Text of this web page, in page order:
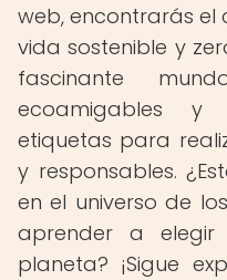
web, encontrarás el
vida sostenible y
fascinante
ecoamigables
etiquetas para
y responsables.
en el universo de
aprender a
planeta? ¡Sigue